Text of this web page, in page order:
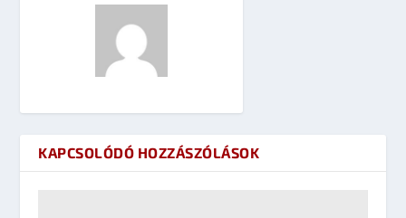
KAPCSOLÓDÓ HOZZÁSZÓLÁSOK